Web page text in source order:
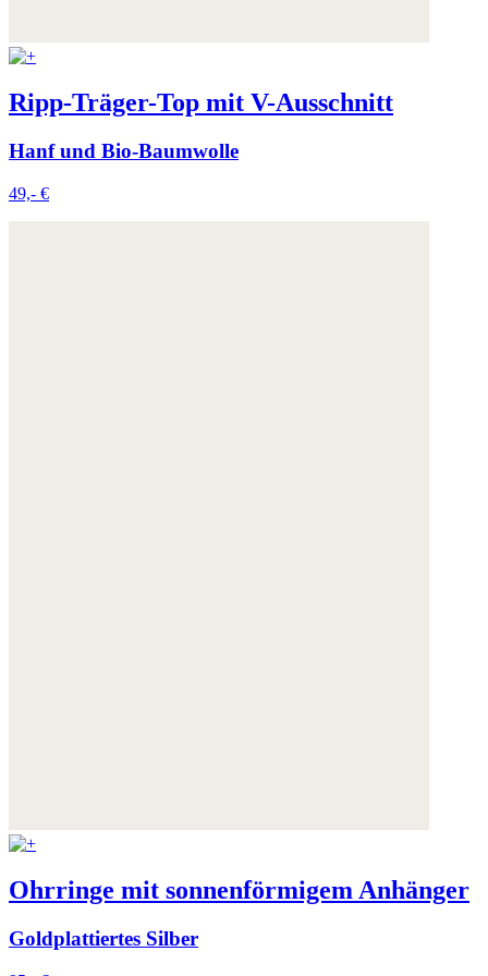
Ripp-Träger-Top mit V-Ausschnitt
Hanf und Bio-Baumwolle
49,- €
Ohrringe mit sonnenförmigem Anhänger
Goldplattiertes Silber